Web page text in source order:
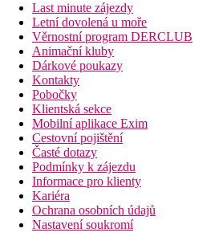
Last minute zájezdy
Letní dovolená u moře
Věrnostní program DERCLUB
Animační kluby
Dárkové poukazy
Kontakty
Pobočky
Klientská sekce
Mobilní aplikace Exim
Cestovní pojištění
Časté dotazy
Podmínky k zájezdu
Informace pro klienty
Kariéra
Ochrana osobních údajů
Nastavení soukromí